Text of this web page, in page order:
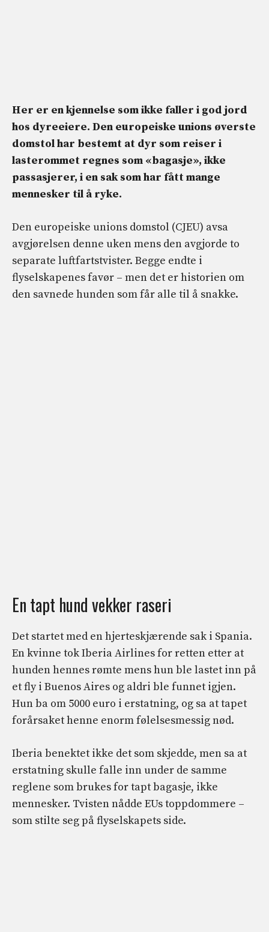
Her er en kjennelse som ikke faller i god jord
hos dyreeiere. Den europeiske unions øverste
domstol har bestemt at dyr som reiser i
lasterommet regnes som «bagasje», ikke
passasjerer, i en sak som har fått mange
mennesker til å ryke.
Den europeiske unions domstol (CJEU) avsa
avgjørelsen denne uken mens den avgjorde to
separate luftfartstvister. Begge endte i
flyselskapenes favør – men det er historien om
den savnede hunden som får alle til å snakke.
En tapt hund vekker raseri
Det startet med en hjerteskjærende sak i Spania.
En kvinne tok Iberia Airlines for retten etter at
hunden hennes rømte mens hun ble lastet inn på
et fly i Buenos Aires og aldri ble funnet igjen.
Hun ba om 5000 euro i erstatning, og sa at tapet
forårsaket henne enorm følelsesmessig nød.
Iberia benektet ikke det som skjedde, men sa at
erstatning skulle falle inn under de samme
reglene som brukes for tapt bagasje, ikke
mennesker. Tvisten nådde EUs toppdommere –
som stilte seg på flyselskapets side.